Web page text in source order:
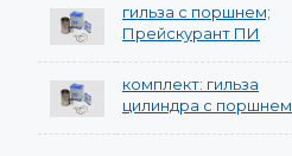
гильза с поршнем;
Прейскурант ПИ
комплект: гильза
цилиндра с поршнем